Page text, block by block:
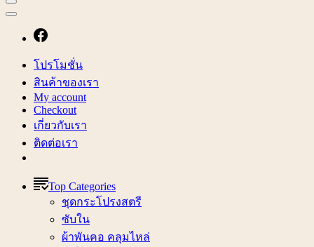
โปรโมชั่น
สินค้าของเรา
My account
Checkout
เกี่ยวกับเรา
ติดต่อเรา
Top Categories
ชุดกระโปรงสตรี
ซับใน
ผ้าพันคอ คลุมไหล่